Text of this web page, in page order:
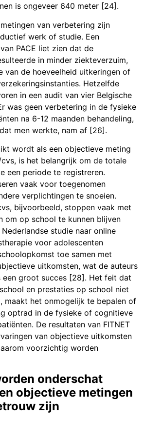
is ongeveer 640 meter [24].
van verbetering zijn
werk of studie. Een
PACE liet zien dat de
in minder ziekteverzuim,
van de hoeveelheid uitkeringen of
Hetzelfde
in een audit van vier Belgische
was geen verbetering in de fysieke
na 6-12 maanden behandeling,
men werkte, nam af [26].
wordt als een objectieve meting
is het belangrijk om de totale
een periode te registreren.
vaak voor toegenomen
verplichtingen te snoeien.
bijvoorbeeld, stoppen vaak met
om op school te kunnen blijven
studie naar online
voor adolescenten
toe samen met
uitkomsten, wat de auteurs
een groot succes [28]. Het feit dat
en prestaties op school niet
maakt het onmogelijk te bepalen of
optrad in de fysieke of cognitieve
De resultaten van FITNET
van objectieve uitkomsten
voorzichtig worden
onderschat
objectieve metingen
zijn